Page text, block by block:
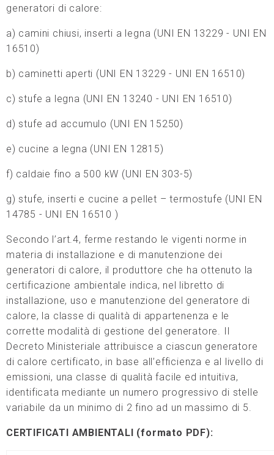
generatori di calore:
a) camini chiusi, inserti a legna (UNI EN 13229 - UNI EN
16510)
b) caminetti aperti (UNI EN 13229 - UNI EN 16510)
c) stufe a legna (UNI EN 13240 - UNI EN 16510)
d) stufe ad accumulo (UNI EN 15250)
e) cucine a legna (UNI EN 12815)
f) caldaie fino a 500 kW (UNI EN 303-5)
g) stufe, inserti e cucine a pellet – termostufe (UNI EN
14785 - UNI EN 16510 )
Secondo l’art.4, ferme restando le vigenti norme in
materia di installazione e di manutenzione dei
generatori di calore, il produttore che ha ottenuto la
certificazione ambientale indica, nel libretto di
installazione, uso e manutenzione del generatore di
calore, la classe di qualità di appartenenza e le
corrette modalità di gestione del generatore. Il
Decreto Ministeriale attribuisce a ciascun generatore
di calore certificato, in base all’efficienza e al livello di
emissioni, una classe di qualità facile ed intuitiva,
identificata mediante un numero progressivo di stelle
variabile da un minimo di 2 fino ad un massimo di 5.
CERTIFICATI AMBIENTALI (formato PDF):